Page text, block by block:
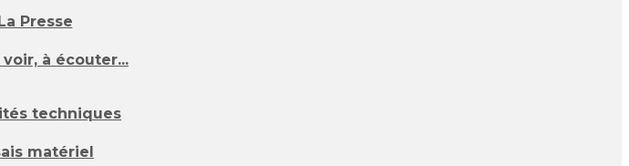
Presse
voir, à écouter...
techniques
matériel